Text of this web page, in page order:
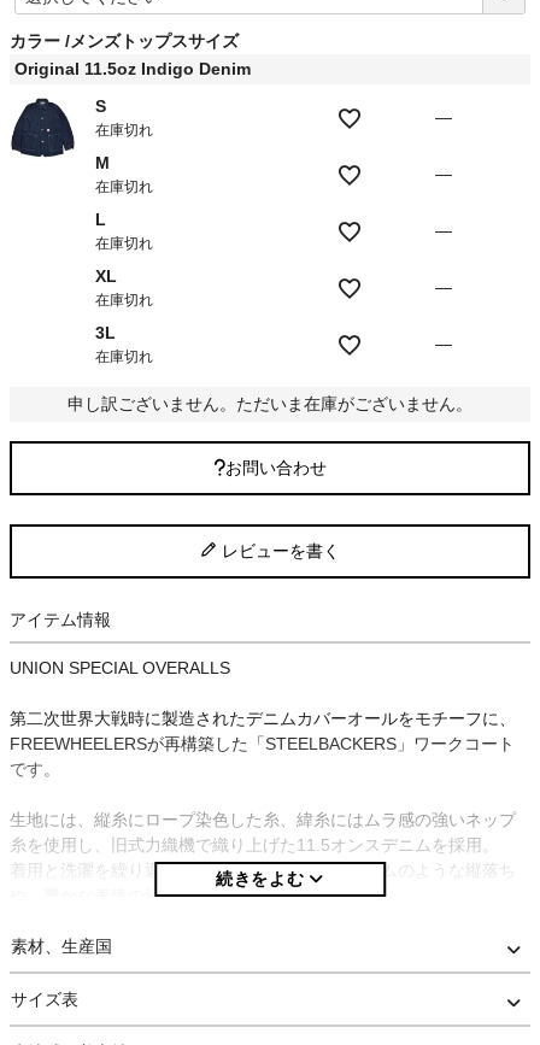
カラー
メンズトップスサイズ
Original 11.5oz Indigo Denim
S
在庫切れ
—
M
在庫切れ
—
L
在庫切れ
—
XL
在庫切れ
—
3L
在庫切れ
—
申し訳ございません。ただいま在庫がございません。
お問い合わせ
レビューを書く
アイテム情報
UNION SPECIAL OVERALLS
第二次世界大戦時に製造されたデニムカバーオールをモチーフに、
FREEWHEELERSが再構築した「STEELBACKERS」ワークコート
です。
生地には、縦糸にロープ染色した糸、緯糸にはムラ感の強いネップ
糸を使用し、旧式力織機で織り上げた11.5オンスデニムを採用。
着用と洗濯を繰り返すことで、ヴィンテージデニムのような縦落ち
や、豊かな表情の経年変化を楽しめます。
ディテールは大戦モデルらしく簡素化された仕様となっており、チ
ンストラップを省略。
両裾にはやや大きめのパッチポケットを配置し、左胸下には 「THE
UNION SPECIAL OVERALLS CO.」 のネームタグが付きます。
素材、生産国
サイズ表